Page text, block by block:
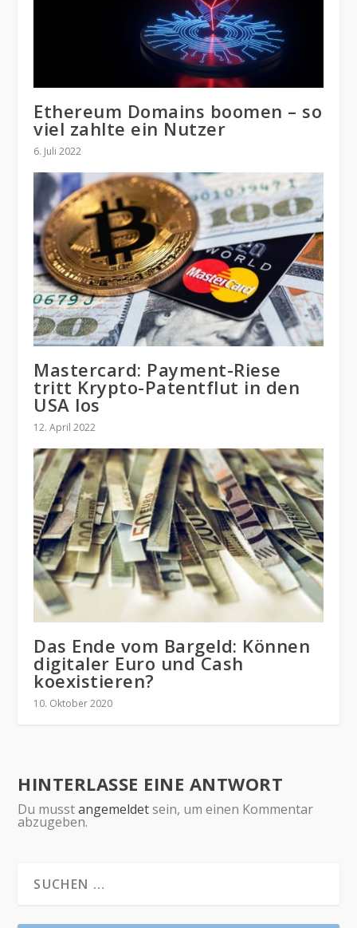
Ethereum Domains boomen – so
viel zahlte ein Nutzer
6. Juli 2022
Mastercard: Payment-Riese
tritt Krypto-Patentflut in den
USA los
12. April 2022
Das Ende vom Bargeld: Können
digitaler Euro und Cash
koexistieren?
10. Oktober 2020
HINTERLASSE EINE ANTWORT
Du musstangemeldetsein, um einen Kommentar
abzugeben.